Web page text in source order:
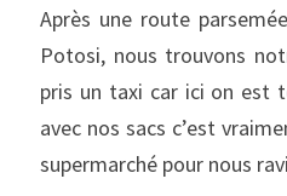
Après une route
Potosi, nous trouvons
pris un taxi car ici on est
avec nos sacs c’est
supermarché pour nous